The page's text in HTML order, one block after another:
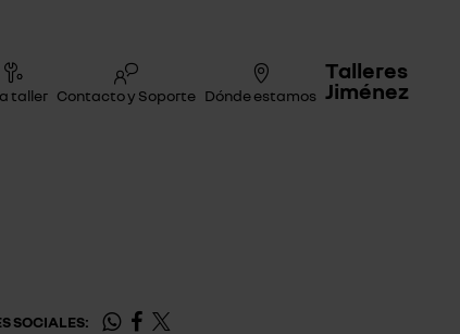
taller Contacto y Soporte Dónde estamos
Talleres
Jiménez
SOCIALES: